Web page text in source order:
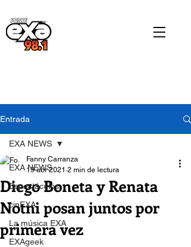
Entrada
EXA NEWS
Espectáculos
cinEXA
La música EXA
EXAgeek
EXA NEWS
Diego Boneta y Renata
Notni posan juntos por
primera vez
Fanny Carranza
19 abr 2021 2 min de lectura